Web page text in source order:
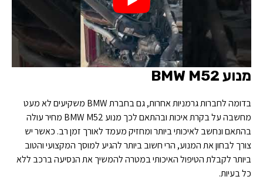
מנוע BMW M52
בדומה לחברות גרמניות אחרות, גם בחברת BMW משקיעים לא מעט
מחשבה על בקרת איכות ובהתאם לכך מנוע BMW M52 מחיר עולה
בהתאם ונחשב לאיכותי ביותר ומחזיק מעמד לאורך זמן רב. כאשר יש
צורך לבחון את המנוע, הרי חשוב ביותר להגיע למוסך המקצועי והטוב
ביותר לקבלת הטיפול האיכותי במטרה להמשיך את הנסיעה ברכב ללא
כל בעיות.